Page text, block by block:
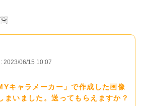
2023/06/15 10:07
キャラメーカー」で作成した画像
まいました。送ってもらえますか？